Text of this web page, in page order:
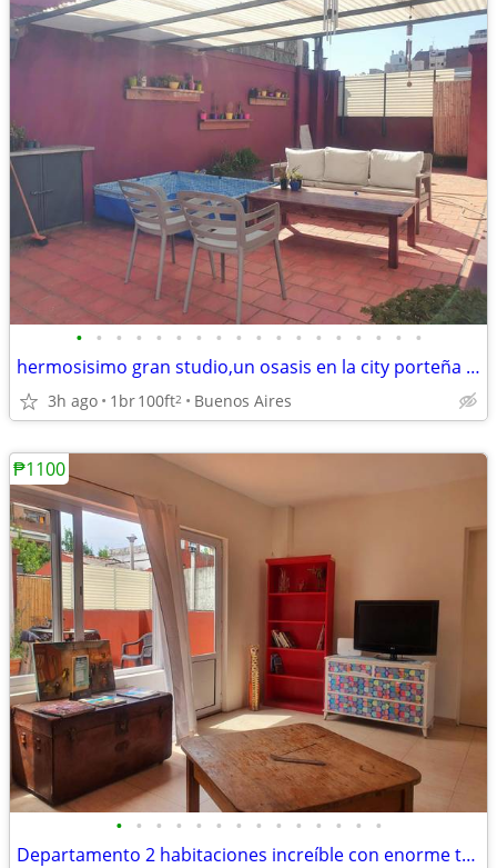
• • • • • • • • • • • • • • • • • •
hermosisimo gran studio,un osasis en la city porteña terraza
3h ago 1br100ft2 Buenos Aires
• • • • • • • • • • • • • •
Departamento 2 habitaciones increíble con enorme terraza con parrilla
₱1100